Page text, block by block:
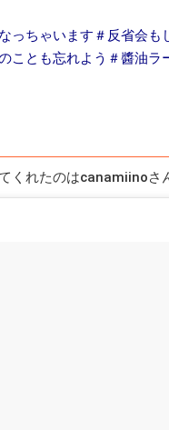
っちゃいます＃反省会も
ことも忘れよう＃醬油ラ
くれたのはcanamiinoさ